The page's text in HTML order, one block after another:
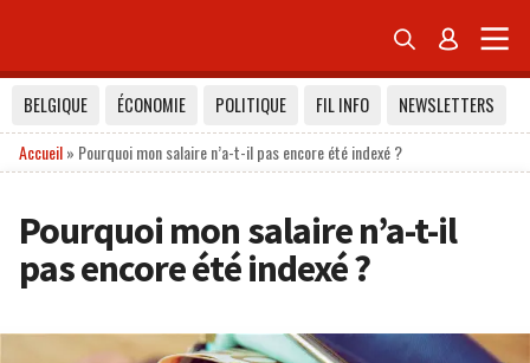
 
BELGIQUE ÉCONOMIE POLITIQUE FIL INFO
NEWSLETTERS
Accueil» Pourquoi mon salaire n’a-t-il pas encore été indexé ?
Pourquoi mon salaire n’a-t-il
pas encore été indexé ?